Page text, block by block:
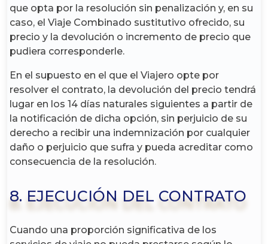
que opta por la resolución sin penalización y, en su
caso, el Viaje Combinado sustitutivo ofrecido, su
precio y la devolución o incremento de precio que
pudiera corresponderle.
En el supuesto en el que el Viajero opte por
resolver el contrato, la devolución del precio tendrá
lugar en los 14 días naturales siguientes a partir de
la notificación de dicha opción, sin perjuicio de su
derecho a recibir una indemnización por cualquier
daño o perjuicio que sufra y pueda acreditar como
consecuencia de la resolución.
8. EJECUCIÓN DEL CONTRATO
Cuando una proporción significativa de los